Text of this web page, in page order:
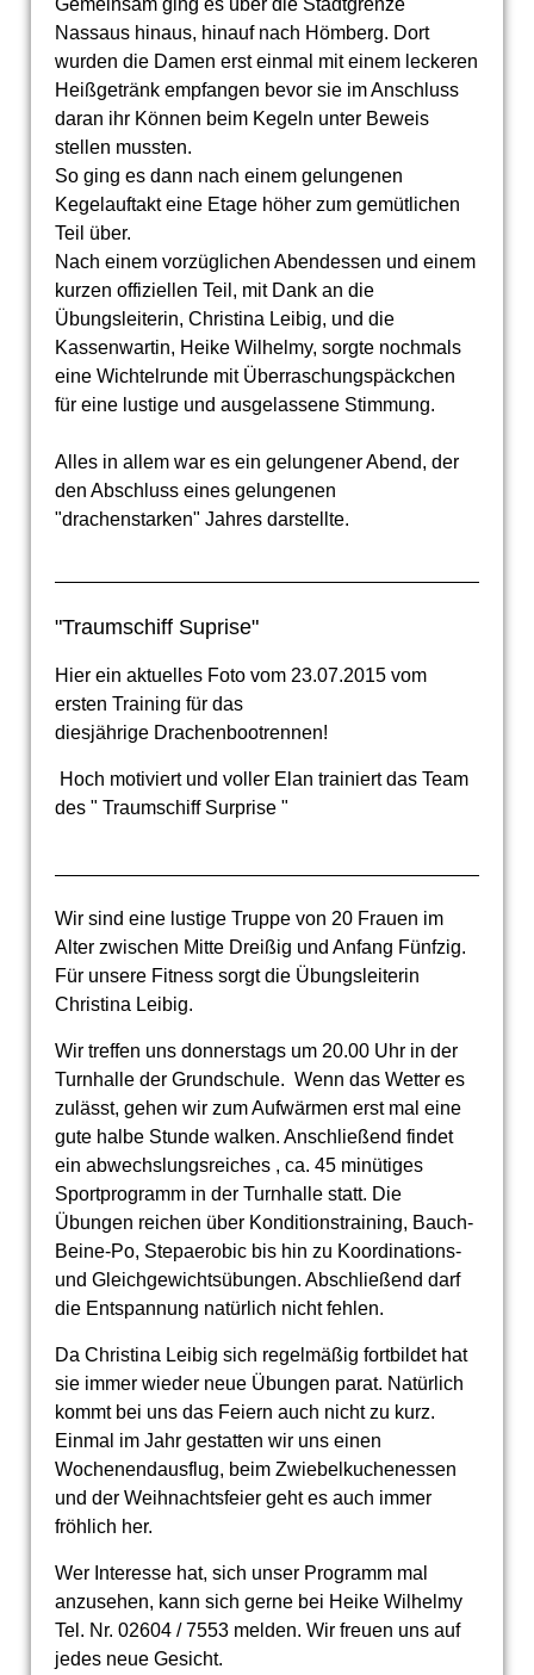
Gemeinsam ging es über die Stadtgrenze
Nassaus hinaus, hinauf nach Hömberg. Dort
wurden die Damen erst einmal mit einem leckeren
Heißgetränk empfangen bevor sie im Anschluss
daran ihr Können beim Kegeln unter Beweis
stellen mussten.
So ging es dann nach einem gelungenen
Kegelauftakt eine Etage höher zum gemütlichen
Teil über.
Nach einem vorzüglichen Abendessen und einem
kurzen offiziellen Teil, mit Dank an die
Übungsleiterin, Christina Leibig, und die
Kassenwartin, Heike Wilhelmy, sorgte nochmals
eine Wichtelrunde mit Überraschungspäckchen
für eine lustige und ausgelassene Stimmung.
Alles in allem war es ein gelungener Abend, der
den Abschluss eines gelungenen
"drachenstarken" Jahres darstellte.
"Traumschiff Suprise"
Hier ein aktuelles Foto vom 23.07.2015 vom
ersten Training für das
diesjährige Drachenbootrennen!
Hoch motiviert und voller Elan trainiert das Team
des " Traumschiff Surprise "
Wir sind eine lustige Truppe von 20 Frauen im
Alter zwischen Mitte Dreißig und Anfang Fünfzig.
Für unsere Fitness sorgt die Übungsleiterin
Christina Leibig.
Wir treffen uns donnerstags um 20.00 Uhr in der
Turnhalle der Grundschule. Wenn das Wetter es
zulässt, gehen wir zum Aufwärmen erst mal eine
gute halbe Stunde walken. Anschließend findet
ein abwechslungsreiches , ca. 45 minütiges
Sportprogramm in der Turnhalle statt. Die
Übungen reichen über Konditionstraining, Bauch-
Beine-Po, Stepaerobic bis hin zu Koordinations-
und Gleichgewichtsübungen. Abschließend darf
die Entspannung natürlich nicht fehlen.
Da Christina Leibig sich regelmäßig fortbildet hat
sie immer wieder neue Übungen parat. Natürlich
kommt bei uns das Feiern auch nicht zu kurz.
Einmal im Jahr gestatten wir uns einen
Wochenendausflug, beim Zwiebelkuchenessen
und der Weihnachtsfeier geht es auch immer
fröhlich her.
Wer Interesse hat, sich unser Programm mal
anzusehen, kann sich gerne bei Heike Wilhelmy
Tel. Nr. 02604 / 7553 melden. Wir freuen uns auf
jedes neue Gesicht.